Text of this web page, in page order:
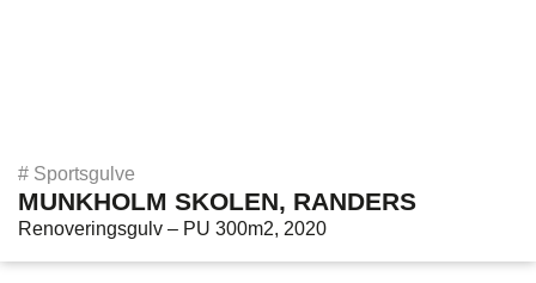
# Sportsgulve
MUNKHOLM SKOLEN, RANDERS
Renoveringsgulv – PU 300m2, 2020